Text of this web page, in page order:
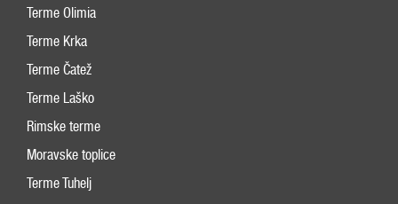
Terme Olimia
Terme Krka
Terme Čatež
Terme Laško
Rimske terme
Moravske toplice
Terme Tuhelj